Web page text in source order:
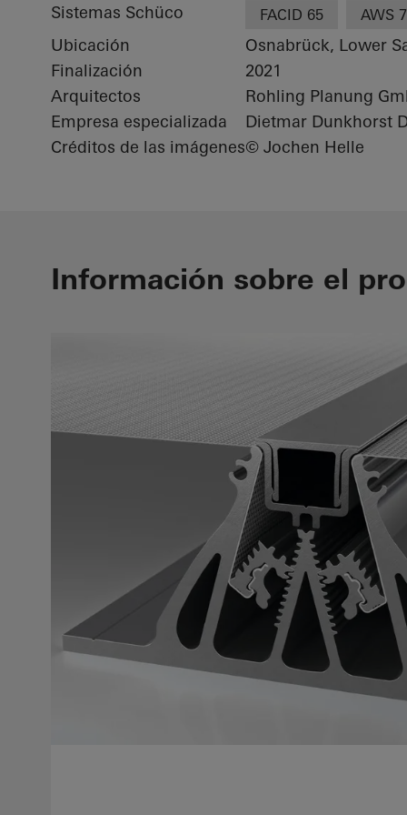
Sistemas Schüco FACID 65 AWS
Ubicación
Osnabrück, Lower
Finalización
2021
Arquitectos
Rohling Planung
Empresa especializada
Dietmar Dunkhorst
Créditos de las imágenes© Jochen Helle
Información sobre el